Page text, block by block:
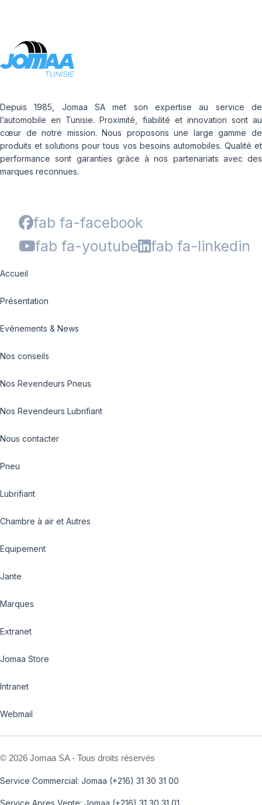
Depuis 1985, Jomaa SA met son expertise au service de
l’automobile en Tunisie. Proximité, fiabilité et innovation sont au
cœur de notre mission. Nous proposons une large gamme de
produits et solutions pour tous vos besoins automobiles. Qualité et
performance sont garanties grâce à nos partenariats avec des
marques reconnues.
fab fa-facebook
fab fa-youtube
fab fa-linkedin
Accueil
Présentation
Evénements & News
Nos conseils
Nos Revendeurs Pneus
Nos Revendeurs Lubrifiant
Nous contacter
Pneu
Lubrifiant
Chambre à air et Autres
Equipement
Jante
Marques
Extranet
Jomaa Store
Intranet
Webmail
© 2026 Jomaa SA - Tous droits réservés
Service Commercial: Jomaa (+216) 31 30 31 00
Service Apres Vente: Jomaa (+216) 31 30 31 01